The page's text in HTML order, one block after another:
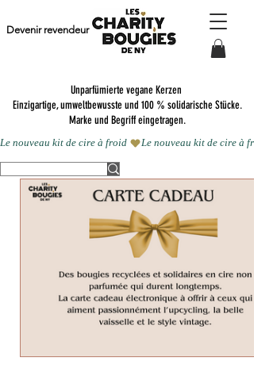
Unparfümierte vegane Kerzen
Einzigartige, umweltbewusste und 100 % solidarische Stücke.
Marke und Begriff eingetragen.
Devenir revendeur
Le nouveau kit de cire à froid